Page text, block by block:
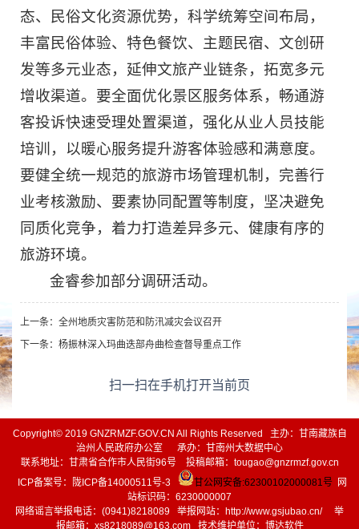
态、民俗文化资源优势，科学统筹空间布局，
丰富民俗体验、特色餐饮、主题民宿、文创研
发等多元业态，延伸文旅产业链条，拓宽多元
增收渠道。要全面优化景区服务体系，畅通游
客投诉快速受理处置渠道，强化从业人员技能
培训，以暖心服务提升游客体验感和满意度。
要健全统一规范的旅游市场管理机制，完善行
业考核激励、要素协同配置等制度，坚决避免
同质化竞争，着力打造差异多元、健康有序的
旅游环境。
金睿参加部分调研活动。
上一条： 全州地质灾害防范和防汛减灾会议召开
下一条： 杨振林深入玛曲迭部舟曲检查督导重点工作
扫一扫在手机打开当前页
Copyright© 2019 GNZRMZF.GOV.CN All Rights Reserved 主办：甘南藏族自
治州人民政府办公室 承办：甘南州大数据中心
联系地址：甘肃省合作市人民街96号 投稿邮箱：tougao@gnzrmzf.gov.cn
ICP备案号：
陇ICP备14000511号-3 甘公网安备:62300102000081号网
站标识码：6230000007
网络谣言举报电话：(0941)8218089 举报网站： http://www.gsjubao.cn/举
报邮箱：xs8218089@163.com 技术维护单位：博达软件